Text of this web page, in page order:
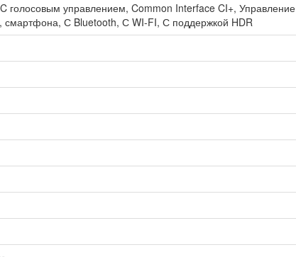
голосовым управлением, Common Interface CI+,
смартфона, С Bluetooth, С WI-FI, С поддержкой HDR